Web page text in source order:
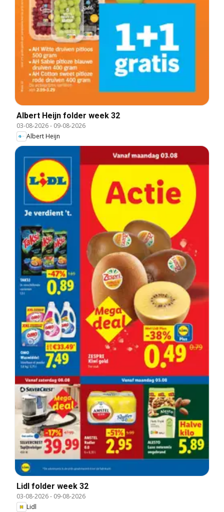
Albert Heijn folder week 32
03-08-2026- 09-08-2026
Albert Heijn
Lidl folder week 32
03-08-2026- 09-08-2026
Lidl